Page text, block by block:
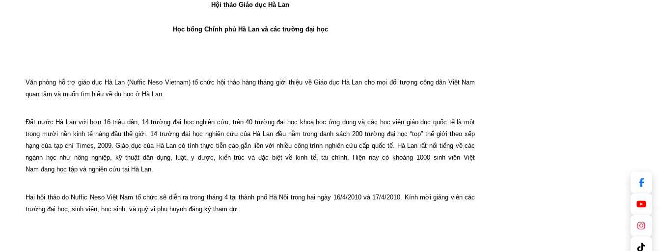
Hội thảo Giáo dục Hà Lan
Học bổng Chính phủ Hà Lan và các trường đại học
Văn phòng hỗ trợ giáo dục Hà Lan (Nuffic Neso Vietnam) tổ chức hội thảo hàng tháng giới thiệu về Giáo dục Hà Lan cho mọi đối tượng công dân Việt Nam
quan tâm và muốn tìm hiểu về du học ở Hà Lan.
Đất nước Hà Lan với hơn 16 triệu dân, 14 trường đại học nghiên cứu, trên 40 trường đại học khoa học ứng dụng và các học viện giáo dục quốc tế là một
trong mười nền kinh tế hàng đầu thế giới. 14 trường đại học nghiên cứu của Hà Lan đều nằm trong danh sách 200 trường đại học “top” thế giới theo xếp
hạng của tạp chí Times, 2009. Giáo dục của Hà Lan có tính thực tiễn cao gắn liền với nhiều công trình nghiên cứu cấp quốc tế. Hà Lan rất nổi tiếng về các
ngành học như nông nghiệp, kỹ thuật dân dụng, luật, y dược, kiến trúc và đặc biệt về kinh tế, tài chính. Hiện nay có khoảng 1000 sinh viên Việt
Nam đang học tập và nghiên cứu tại Hà Lan.
Hai hội thảo do Nuffic Neso Việt Nam tổ chức sẽ diễn ra trong tháng 4 tại thành phố Hà Nội trong hai ngày 16/4/2010 và 17/4/2010. Kính mời giảng viên các
trường đại học, sinh viên, học sinh, và quý vị phụ huynh đăng ký tham dự.